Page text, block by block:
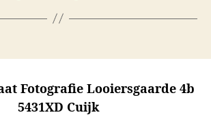
Fotografie Looiersgaarde 4b
5431XD Cuijk